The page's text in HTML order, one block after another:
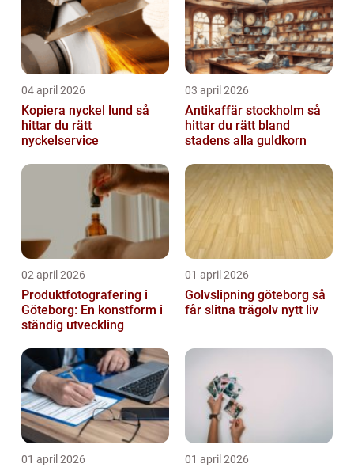
04 april 2026
Kopiera nyckel lund så
hittar du rätt
nyckelservice
03 april 2026
Antikaffär stockholm så
hittar du rätt bland
stadens alla guldkorn
02 april 2026
Produktfotografering i
Göteborg: En konstform i
ständig utveckling
01 april 2026
Golvslipning göteborg så
får slitna trägolv nytt liv
01 april 2026 01 april 2026